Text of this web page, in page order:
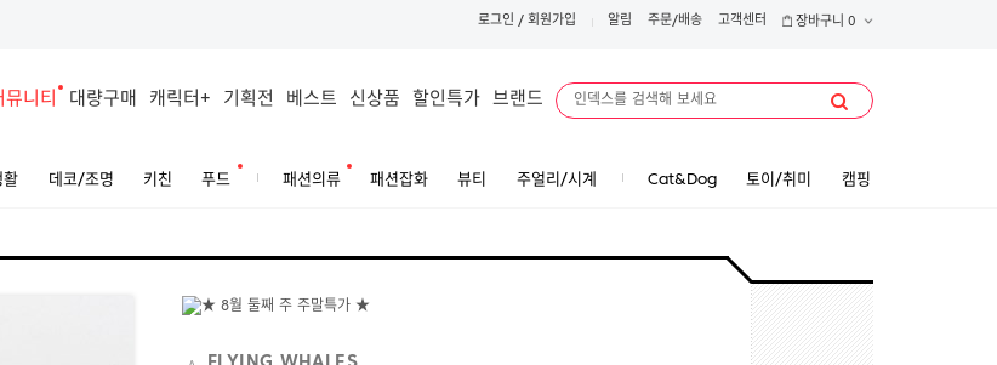
로그인 / 회원가입 알림 주문/배송 고객센터 장바구니 0
뮤니티 대량구매 캐릭터+ 기획전 베스트 신상품 할인특가 브랜드
활 데코/조명 키친 푸드 패션의류 패션잡화 뷰티 주얼리/시계 Cat&Dog 토이/취미 캠핑